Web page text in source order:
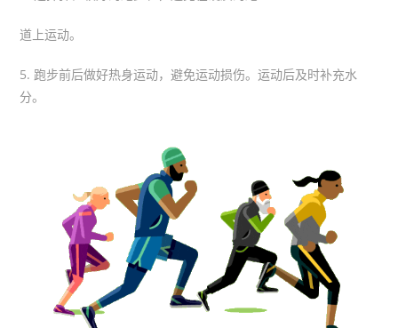
道上运动。
5. 跑步前后做好热身运动，避免运动损伤。运动后及时补充水
分。